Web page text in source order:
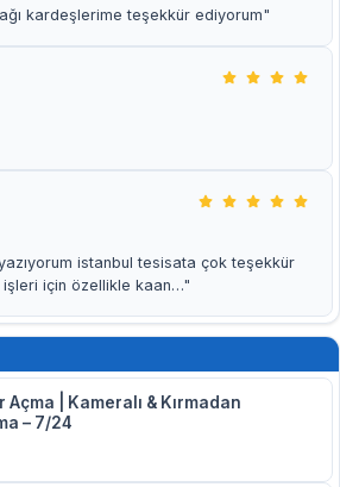
kardeşlerime teşekkür ediyorum"
istanbul tesisata çok teşekkür
için özellikle kaan…"
Açma | Kameralı & Kırmadan
– 7/24